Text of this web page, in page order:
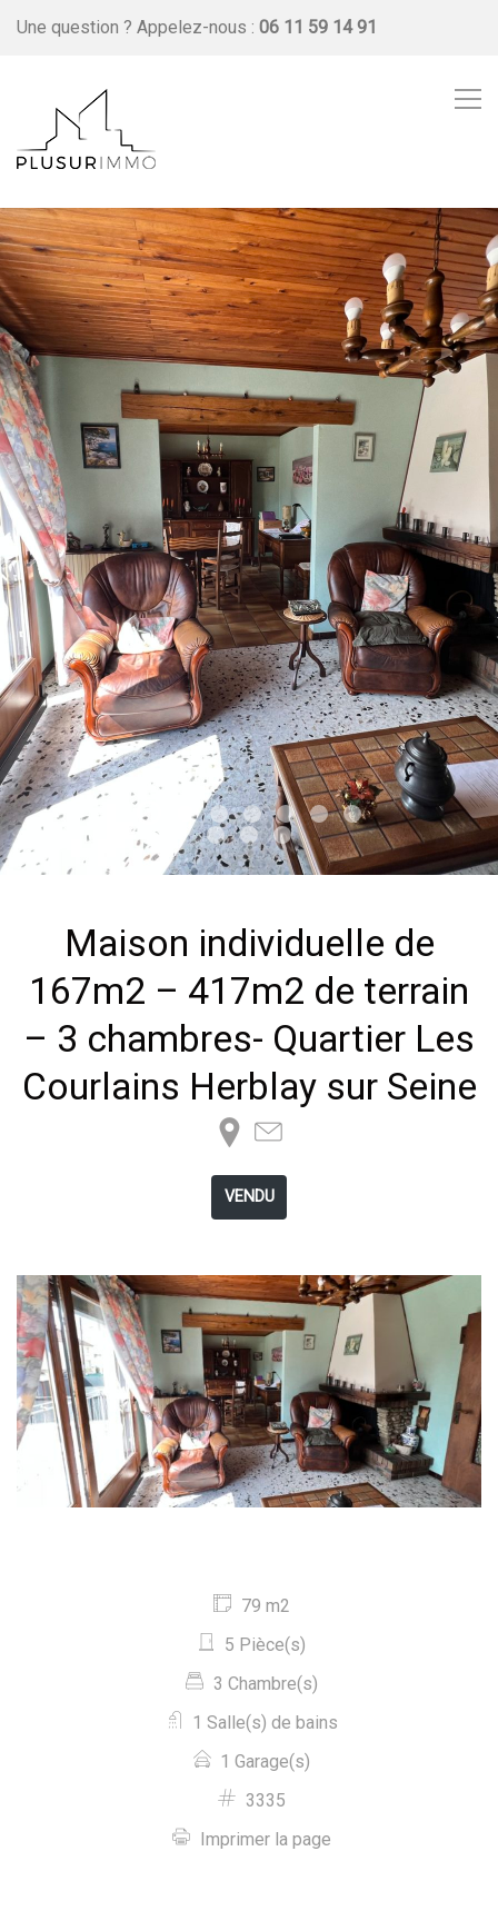
Une question ? Appelez-nous : 06 11 59 14 91
Maison individuelle de
167m2 – 417m2 de terrain
– 3 chambres- Quartier Les
Courlains Herblay sur Seine
VENDU
79 m2
5 Pièce(s)
3 Chambre(s)
1 Salle(s) de bains
1 Garage(s)
3335
Imprimer la page